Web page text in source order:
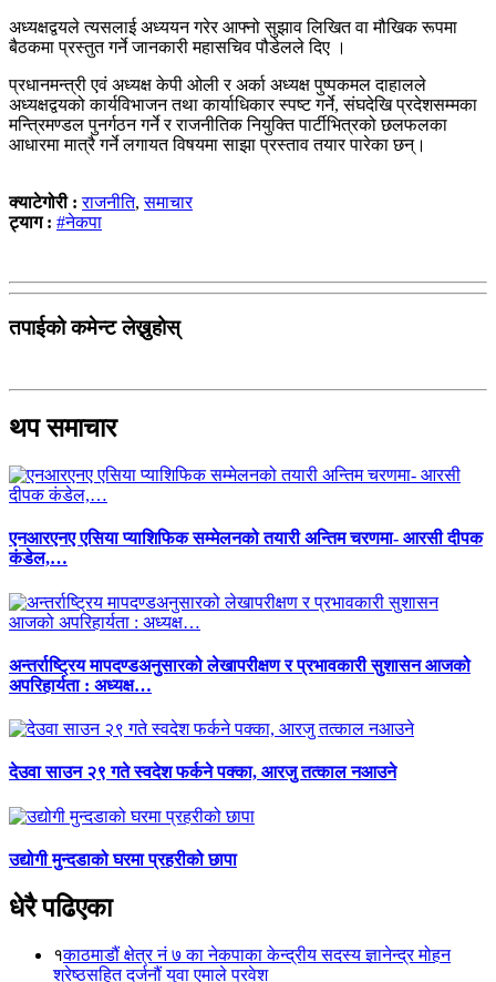
अध्यक्षद्वयले त्यसलाई अध्ययन गरेर आफ्नो सुझाव लिखित वा मौखिक रूपमा
बैठकमा प्रस्तुत गर्ने जानकारी महासचिव पौडेलले दिए ।
प्रधानमन्त्री एवं अध्यक्ष केपी ओली र अर्का अध्यक्ष पुष्पकमल दाहालले
अध्यक्षद्वयको कार्यविभाजन तथा कार्याधिकार स्पष्ट गर्ने, संघदेखि प्रदेशसम्मका
मन्त्रिमण्डल पुनर्गठन गर्ने र राजनीतिक नियुक्ति पार्टीभित्रको छलफलका
आधारमा मात्रै गर्ने लगायत विषयमा साझा प्रस्ताव तयार पारेका छन्।
क्याटेगोरी :राजनीति,समाचार
ट्याग : #नेकपा
तपाईको कमेन्ट लेख्नुहोस्
थप समाचार
एनआरएनए एसिया प्याशिफिक सम्मेलनको तयारी अन्तिम चरणमा- आरसी दीपक
कंडेल,…
अन्तर्राष्ट्रिय मापदण्डअनुसारको लेखापरीक्षण र प्रभावकारी सुशासन आजको
अपरिहार्यता : अध्यक्ष…
देउवा साउन २९ गते स्वदेश फर्कने पक्का, आरजु तत्काल नआउने
उद्योगी मुन्दडाको घरमा प्रहरीको छापा
धेरै पढिएका
१काठमाडौं क्षेत्र नं ७ का नेकपाका केन्द्रीय सदस्य ज्ञानेन्द्र मोहन
श्रेष्ठसहित दर्जनौं युवा एमाले प्रवेश